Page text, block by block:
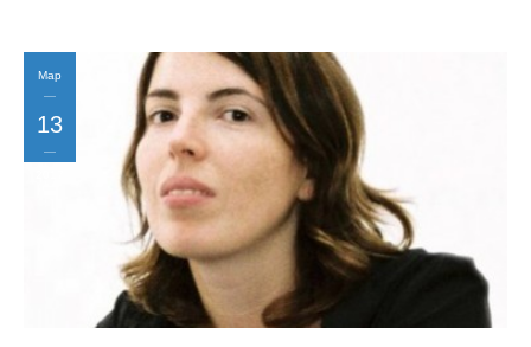
Мар
13